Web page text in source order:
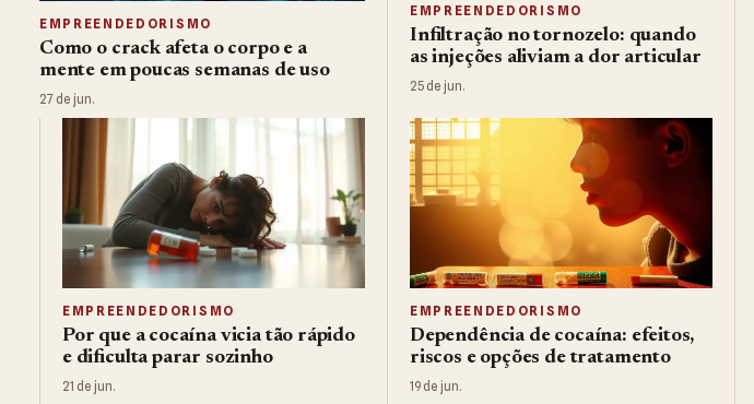
EMPREENDEDORISMO
Como o crack afeta o corpo e a
mente em poucas semanas de uso
27 de jun.
EMPREENDEDORISMO
Infiltração no tornozelo: quando
as injeções aliviam a dor articular
25 de jun.
EMPREENDEDORISMO
Por que a cocaína vicia tão rápido
e dificulta parar sozinho
21 de jun.
EMPREENDEDORISMO
Dependência de cocaína: efeitos,
riscos e opções de tratamento
19 de jun.